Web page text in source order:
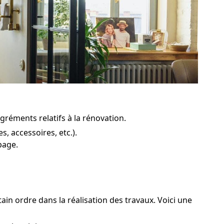
relatifs à la rénovation.
accessoires, etc.).
ordre dans la réalisation des travaux. Voici une